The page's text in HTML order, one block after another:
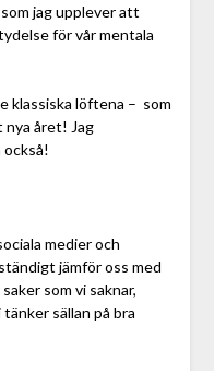
jag upplever att
för vår mentala
klassiska löftena – som
nya året! Jag
medier och
jämför oss med
som vi saknar,
sällan på bra